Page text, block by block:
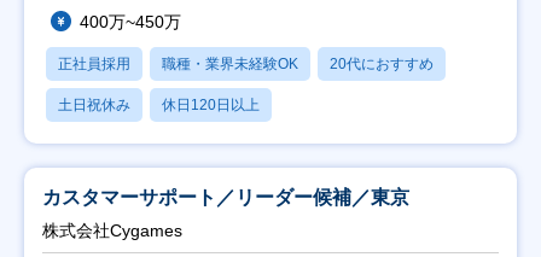
400万~450万
正社員採用 職種・業界未経験OK 20代におすすめ
土日祝休み 休日120日以上
カスタマーサポート／リーダー候補／東京
株式会社Cygames